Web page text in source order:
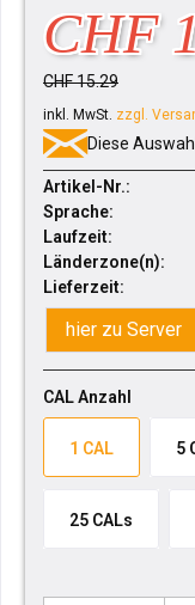
CHF
CHF 15.29
inkl. MwSt. zzgl.
Diese
Artikel-Nr.:
Sprache:
Laufzeit:
Länderzone(n):
Lieferzeit:
hier zu Server
CAL Anzahl
1 CAL 5
25 CALs